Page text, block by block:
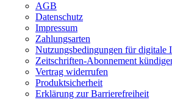
AGB
Datenschutz
Impressum
Zahlungsarten
Nutzungsbedingungen für digitale
Zeitschriften-Abonnement
Vertrag widerrufen
Produktsicherheit
Erklärung zur Barrierefreiheit